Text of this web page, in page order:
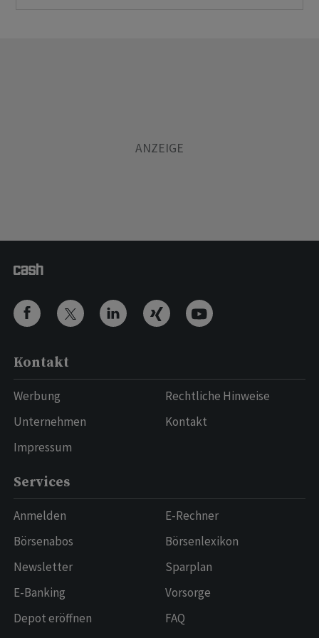
Kontakt
Werbung
Unternehmen
Impressum
Rechtliche Hinweise
Kontakt
Services
Anmelden
Börsenabos
Newsletter
E-Banking
Depot eröffnen
E-Rechner
Börsenlexikon
Sparplan
Vorsorge
FAQ